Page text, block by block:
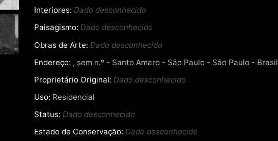
Interiores: Dado desconhecido
Paisagismo: Dado desconhecido
Obras de Arte: Dado desconhecido
Endereço: , sem n.º - Santo Amaro - São Paulo - São Paulo - Brasil
Proprietário Original: Dado desconhecido
Uso: Residencial
Status: Dado desconhecido
Estado de Conservação: Dado desconhecido